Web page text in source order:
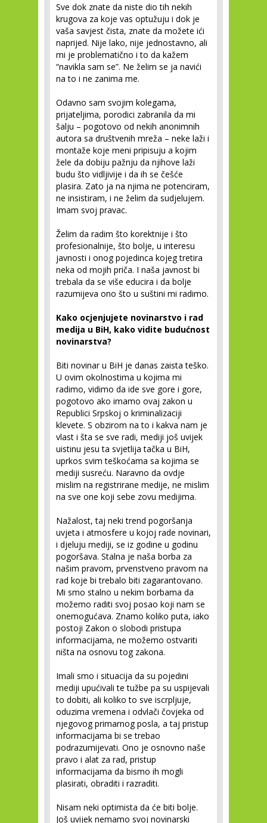
Sve dok znate da niste dio tih nekih
krugova za koje vas optužuju i dok je
vaša savjest čista, znate da možete ići
naprijed. Nije lako, nije jednostavno, ali
mi je problematično i to da kažem
“navikla sam se”. Ne želim se ja navići
na to i ne zanima me.
Odavno sam svojim kolegama,
prijateljima, porodici zabranila da mi
šalju – pogotovo od nekih anonimnih
autora sa društvenih mreža – neke laži i
montaže koje meni pripisuju a kojim
žele da dobiju pažnju da njihove laži
budu što vidljivije i da ih se češće
plasira. Zato ja na njima ne potenciram,
ne insistiram, i ne želim da sudjelujem.
Imam svoj pravac.
Želim da radim što korektnije i što
profesionalnije, što bolje, u interesu
javnosti i onog pojedinca kojeg tretira
neka od mojih priča. I naša javnost bi
trebala da se više educira i da bolje
razumijeva ono što u suštini mi radimo.
Kako ocjenjujete novinarstvo i rad
medija u BiH, kako vidite budućnost
novinarstva?
Biti novinar u BiH je danas zaista teško.
U ovim okolnostima u kojima mi
radimo, vidimo da ide sve gore i gore,
pogotovo ako imamo ovaj zakon u
Republici Srpskoj o kriminalizaciji
klevete. S obzirom na to i kakva nam je
vlast i šta se sve radi, mediji još uvijek
uistinu jesu ta svjetlija tačka u BiH,
uprkos svim teškoćama sa kojima se
mediji susreću. Naravno da ovdje
mislim na registrirane medije, ne mislim
na sve one koji sebe zovu medijima.
Nažalost, taj neki trend pogoršanja
uvjeta i atmosfere u kojoj rade novinari,
i djeluju mediji, se iz godine u godinu
pogoršava. Stalna je naša borba za
našim pravom, prvenstveno pravom na
rad koje bi trebalo biti zagarantovano.
Mi smo stalno u nekim borbama da
možemo raditi svoj posao koji nam se
onemogućava. Znamo koliko puta, iako
postoji Zakon o slobodi pristupa
informacijama, ne možemo ostvariti
ništa na osnovu tog zakona.
Imali smo i situacija da su pojedini
mediji upućivali te tužbe pa su uspijevali
to dobiti, ali koliko to sve iscrpljuje,
oduzima vremena i odvlači čovjeka od
njegovog primarnog posla, a taj pristup
informacijama bi se trebao
podrazumijevati. Ono je osnovno naše
pravo i alat za rad, pristup
informacijama da bismo ih mogli
plasirati, obraditi i razraditi.
Nisam neki optimista da će biti bolje.
Još uvijek nemamo svoj novinarski